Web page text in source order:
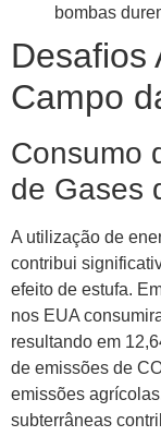
bombas
Desafios
Campo
Consumo
de Gases
A utilização de
contribui
efeito de estufa.
nos EUA
resultando em
de emissões de
emissões
subterrâneas